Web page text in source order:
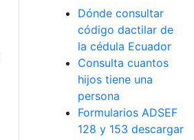
Dónde consultar
código dactilar de
la cédula Ecuador
Consulta cuantos
hijos tiene una
persona
Formularios ADSEF
128 y 153 descargar